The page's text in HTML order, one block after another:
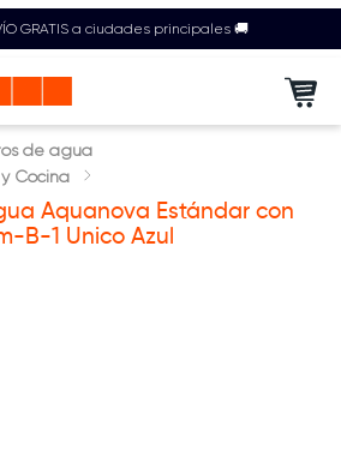
GRATIS a ciudades principales 🚚
de agua
Cocina
Aquanova Estándar con
B-1 Unico Azul